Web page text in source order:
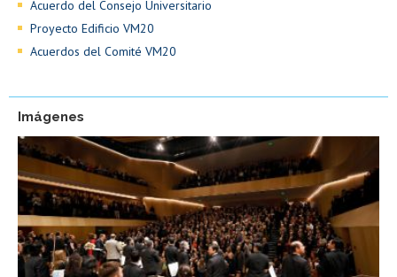
Acuerdo del Consejo Universitario
Proyecto Edificio VM20
Acuerdos del Comité VM20
Imágenes